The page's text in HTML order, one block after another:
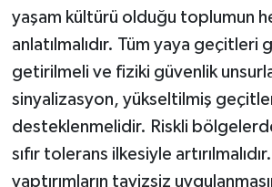
yaşam kültürü olduğu toplumun
anlatılmalıdır. Tüm yaya geçitleri
getirilmeli ve fiziki güvenlik
sinyalizasyon, yükseltilmiş
desteklenmelidir. Riskli
sıfır tolerans ilkesiyle
yaptırımların tavizsiz